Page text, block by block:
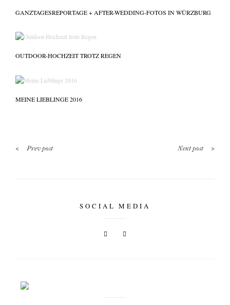
GANZTAGESREPORTAGE + AFTER-WEDDING-FOTOS IN WÜRZBURG
OUTDOOR-HOCHZEIT TROTZ REGEN
MEINE LIEBLINGE 2016
< Prev post >
Next post
SOCIAL MEDIA